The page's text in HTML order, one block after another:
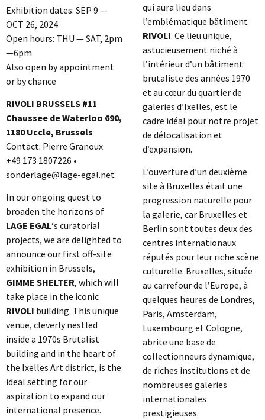
Exhibition dates: SEP 9 —
OCT 26, 2024
Open hours: THU — SAT, 2pm
—6pm
Also open by appointment
or by chance
RIVOLI BRUSSELS #11
Chaussee de Waterloo 690,
1180 Uccle, Brussels
Contact: Pierre Granoux
+49 173 1807226 •
sonderlage@lage-egal.net
In our ongoing quest to
broaden the horizons of
LAGE EGAL‘s curatorial
projects, we are delighted to
announce our first off-site
exhibition in Brussels,
GIMME SHELTER, which will
take place in the iconic
RIVOLI building. This unique
venue, cleverly nestled
inside a 1970s Brutalist
building and in the heart of
the Ixelles Art district, is the
ideal setting for our
aspiration to expand our
international presence.
qui aura lieu dans
l’emblématique bâtiment
RIVOLI. Ce lieu unique,
astucieusement niché à
l’intérieur d’un bâtiment
brutaliste des années 1970
et au cœur du quartier de
galeries d’Ixelles, est le
cadre idéal pour notre projet
de délocalisation et
d’expansion.
L’ouverture d’un deuxième
site à Bruxelles était une
progression naturelle pour
la galerie, car Bruxelles et
Berlin sont toutes deux des
centres internationaux
réputés pour leur riche scène
culturelle. Bruxelles, située
au carrefour de l’Europe, à
quelques heures de Londres,
Paris, Amsterdam,
Luxembourg et Cologne,
abrite une base de
collectionneurs dynamique,
de riches institutions et de
nombreuses galeries
internationales
prestigieuses.